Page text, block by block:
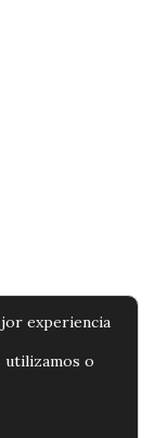
-
experiencia
utilizamos o